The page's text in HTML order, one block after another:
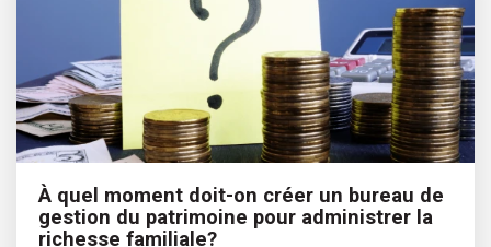
À quel moment doit-on créer un bureau de
gestion du patrimoine pour administrer la
richesse familiale?